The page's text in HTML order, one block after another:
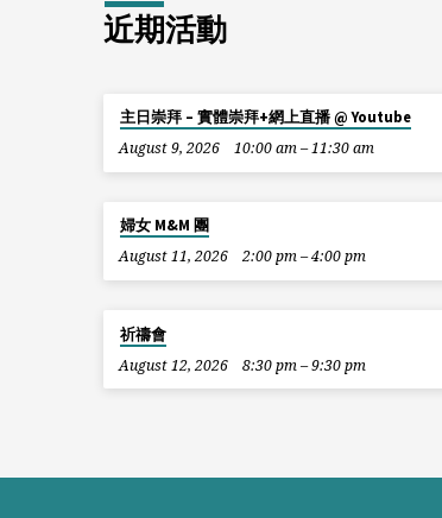
近期活動
主日崇拜 – 實體崇拜+網上直播 @ Youtube
August 9, 2026
10:00 am – 11:30 am
婦女 M&M 團
August 11, 2026
2:00 pm – 4:00 pm
祈禱會
August 12, 2026
8:30 pm – 9:30 pm